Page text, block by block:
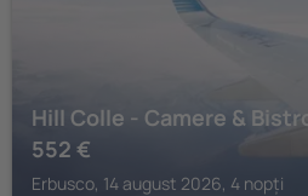
Hill Colle - Camere &
552 €
Erbusco, 14 august 2026, 4 nopți